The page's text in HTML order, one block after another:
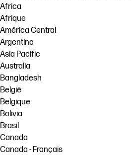
Africa
Afrique
América Central
Argentina
Asia Pacific
Australia
Bangladesh
België
Belgique
Bolivia
Brasil
Canada
Canada - Français